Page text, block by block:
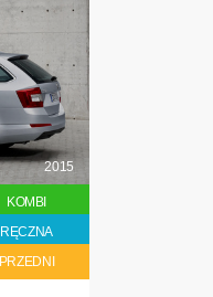
2015
KOMBI
RĘCZNA
PRZEDNI